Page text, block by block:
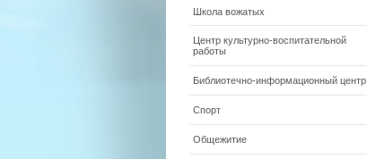
Школа вожатых
Центр культурно-воспитательной
работы
Библиотечно-информационный центр
Спорт
Общежитие